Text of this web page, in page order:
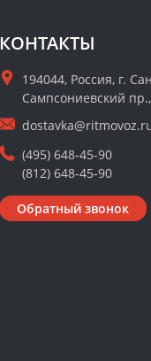
КОНТАКТЫ
194044, Россия, г.
Сампсониевский
(495) 648-45-90
(812) 648-45-90
Обратный звонок